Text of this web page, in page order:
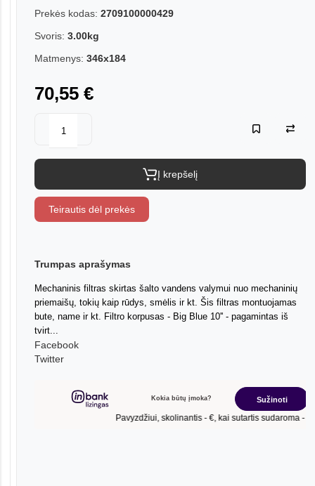
Prekės kodas: 2709100000429
Svoris: 3.00kg
Matmenys: 346x184
70,55 €
Į krepšelį
Teirautis dėl prekės
Trumpas aprašymas
Mechaninis filtras skirtas šalto vandens valymui nuo mechaninių
priemaišų, tokių kaip rūdys, smėlis ir kt. Šis filtras montuojamas
bute, name ir kt. Filtro korpusas - Big Blue 10'' - pagamintas iš
tvirt...
Facebook
Twitter